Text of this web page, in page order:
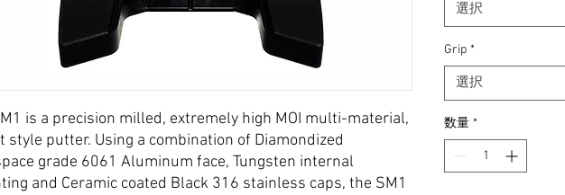
is a precision milled, extremely high MOI multi-material,
style putter. Using a combination of Diamondized
grade 6061 Aluminum face, Tungsten internal
and Ceramic coated Black 316 stainless caps, the SM1
選択
Grip *
選択
数量 *